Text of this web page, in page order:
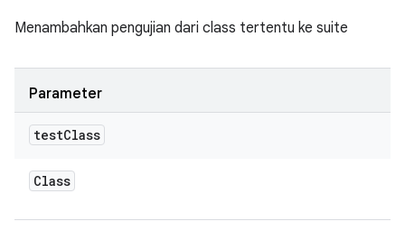
Menambahkan pengujian dari class tertentu ke suite
Parameter
testClass
Class